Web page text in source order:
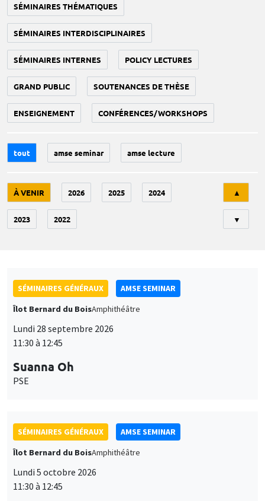
SÉMINAIRES THÉMATIQUES
SÉMINAIRES INTERDISCIPLINAIRES
SÉMINAIRES INTERNES POLICY LECTURES
GRAND PUBLIC SOUTENANCES DE THÈSE
ENSEIGNEMENT CONFÉRENCES/WORKSHOPS
tout amse seminar amse lecture
À VENIR 2026 2025 2024
2023 2022
▲
▼
SÉMINAIRES GÉNÉRAUX
AMSE SEMINAR
Îlot Bernard du BoisAmphithéâtre
Lundi 28 septembre 2026
11:30 à 12:45
Suanna Oh
PSE
SÉMINAIRES GÉNÉRAUX
AMSE SEMINAR
Îlot Bernard du BoisAmphithéâtre
Lundi 5 octobre 2026
11:30 à 12:45